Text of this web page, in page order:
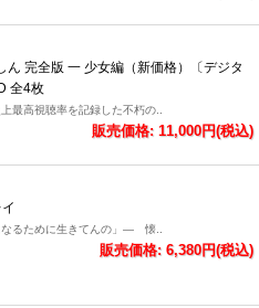
ん 完全版 一 少女編（新価格）〔デジタ
全4枚
最高視聴率を記録した不朽の..
販売価格: 11,000円(税込)
なるために生きてんの」― 懐..
販売価格: 6,380円(税込)